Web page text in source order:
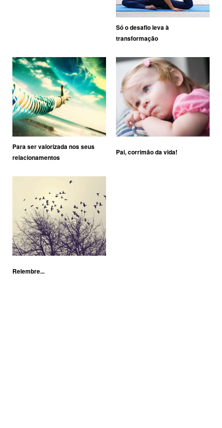
Só o desafio leva à
transformação
Para ser valorizada nos seus
relacionamentos
Pai, corrimão da vida!
Relembre...